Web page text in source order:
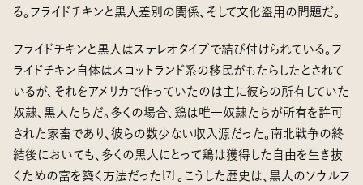
る。フライドチキンと黒人差別の関係、そして文化盗用の問題だ。
フライドチキンと黒人はステレオタイプで結び付けられている。フ
ライドチキン自体はスコットランド系の移民がもたらしたとされて
いるが、それをアメリカで作っていたのは主に彼らの所有していた
奴隷、黒人たちだ。多くの場合、鶏は唯一奴隷たちが所有を許可
された家畜であり、彼らの数少ない収入源だった。南北戦争の終
結後においても、多くの黒人にとって鶏は獲得した自由を生き抜
くための富を築く方法だった [7 。こうした歴史は、黒人のソウルフ